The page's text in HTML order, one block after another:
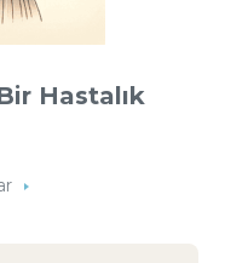
Hastalık